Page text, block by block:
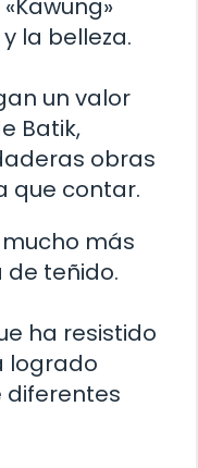
la belleza.
un valor
Batik,
obras
que contar.
mucho más
de teñido.
ha resistido
logrado
diferentes